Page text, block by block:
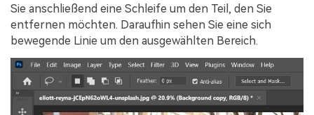
Sie anschließend eine Schleife um den Teil, den Sie
entfernen möchten. Daraufhin sehen Sie eine sich
bewegende Linie um den ausgewählten Bereich.